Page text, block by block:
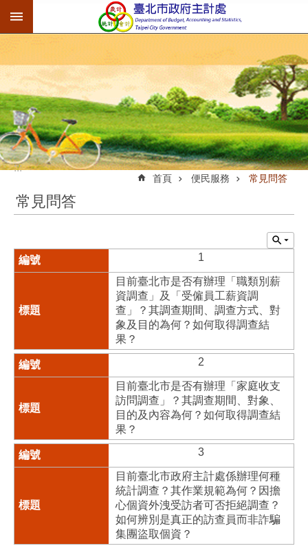
跳到主要內容區塊
:::
首頁 便民服務 常見問答
常見問答
1
目前臺北市是否有辦理「職類別薪
資調查」及「受僱員工薪資調
查」？其調查期間、調查方式、對
象及目的為何？如何取得調查結
果？
2
目前臺北市是否有辦理「家庭收支
訪問調查」？其調查期間、對象、
目的及內容為何？如何取得調查結
果？
3
目前臺北市政府主計處係辦理何種
統計調查？其作業規範為何？因擔
心個資外洩受訪者可否拒絕調查？
如何辨別是真正的訪查員而非詐騙
集團盜取個資？